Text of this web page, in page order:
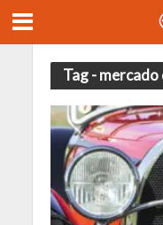
Tag - mercado